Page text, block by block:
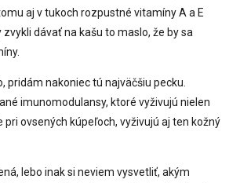
aj v tukoch rozpustné vitamíny A a E
dávať na kašu to maslo, že by sa
pridám nakoniec tú najväčšiu pecku.
imunomodulansy, ktoré vyživujú nielen
pri ovsených kúpeľoch, vyživujú aj ten kožný
lebo inak si neviem vysvetliť, akým